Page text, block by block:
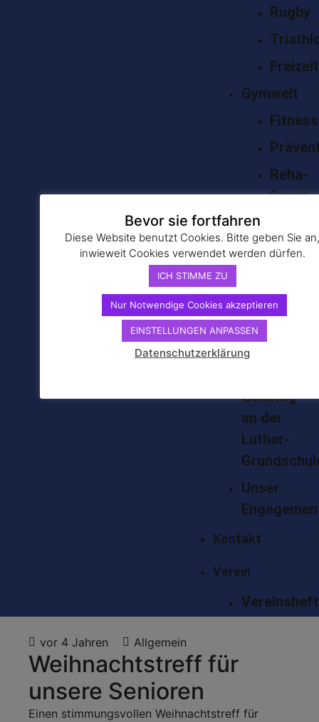
Rugby
Gymwelt
Fitness
Reha-
Sport
Termine
48er Aktuell
48er Sozial
Ganztag
an der
Luther-
Unser
Kontakt
Verein
vor 4 Jahren Allgemein
Weihnachtstreff für
unsere Senioren
Einen stimmungsvollen Weihnachtstreff für
Bevor sie fortfahren
Diese Website benutzt Cookies. Bitte geben Sie an,
inwieweit Cookies verwendet werden dürfen.
ICH STIMME ZU
Nur Notwendige Cookies akzeptieren
EINSTELLUNGEN ANPASSEN
Datenschutzerklärung